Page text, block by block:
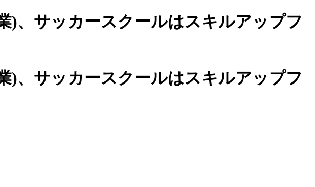
、 サッカースクールはスキルアップフ
)、サッカースクールはスキルアップフ